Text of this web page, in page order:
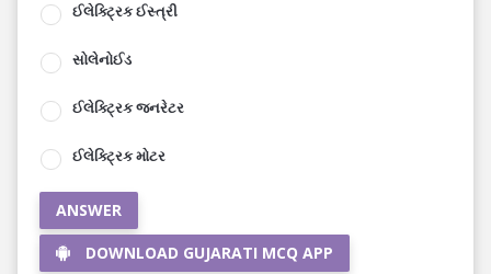
ઈલેક્ટ્રિક ઈસ્ત્રી
સોલેનોઈડ
ઈલેક્ટ્રિક જનરેટર
ઈલેક્ટ્રિક મોટર
ANSWER
DOWNLOAD GUJARATI MCQ APP